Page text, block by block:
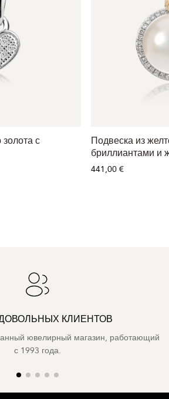
с
Подвеска из
бриллиантами и
441,00 €
ДОВОЛЬНЫХ КЛИЕНТОВ
ювелирный магазин, работающий
с 1993 года.